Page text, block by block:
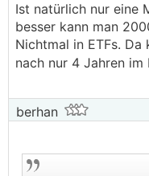
Ist natürlich nur eine
besser kann man
Nichtmal in ETFs.
nach nur 4 Jahren im
berhan